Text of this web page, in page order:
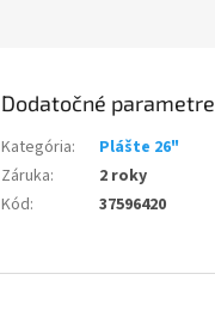
Dodatočné parametre
Kategória:
Plášte 26"
Záruka:
2 roky
Kód: 37596420